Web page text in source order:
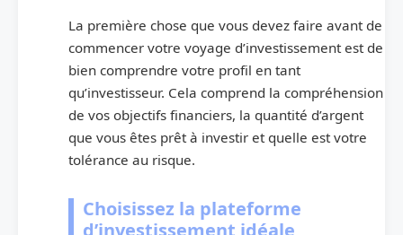
La première chose que vous devez faire avant de
commencer votre voyage d’investissement est de
bien comprendre votre profil en tant
qu’investisseur. Cela comprend la compréhension
de vos objectifs financiers, la quantité d’argent
que vous êtes prêt à investir et quelle est votre
tolérance au risque.
Choisissez la plateforme
d’investissement idéale